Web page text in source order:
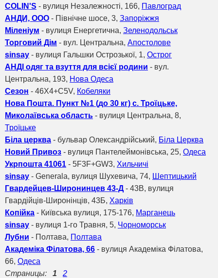
COLIN'S - вулиця Незалежності, 166, Павлоград
АНДИ, ООО - Північне шосе, 3, Запоріжжя
Міленіум - вулиця Енергетична, Зеленодольськ
Торговий Дім - вул. Центральна, Апостолове
sinsay - вулиця Гальшки Острозької, 1, Острог
АНДІ одяг та взуття для всієї родини - вул.
Центральна, 193, Нова Одеса
Сезон - 46X4+C5V, Кобеляки
Нова Пошта. Пункт №1 (до 30 кг) с. Троїцьке,
Миколаївська область - вулиця Центральна, 8,
Троїцьке
Біла церква - бульвар Олександрійський, Біла Церква
Новий Привоз - вулиця Пантелеймонівська, 25, Одеса
Укрпошта 41061 - 5F3F+GW3, Хильчичі
sinsay - Generala, вулиця Шухевича, 74, Шептицький
Гвардейцев-Широнинцев 43-Д- 43B, вулиця
Гвардійців-Широнінців, 43Б, Харків
Копійка - Київська вулиця, 175-176, Марганець
sinsay - вулиця 1-го Травня, 5, Чорноморськ
Лубни - Полтава, Полтава
Академіка Філатова, 66 - вулиця Академіка Філатова,
66, Одеса
Страницы: 1 2